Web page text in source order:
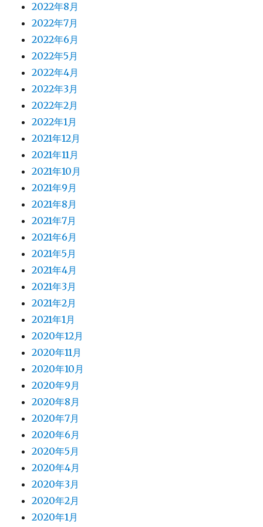
2022年8月
2022年7月
2022年6月
2022年5月
2022年4月
2022年3月
2022年2月
2022年1月
2021年12月
2021年11月
2021年10月
2021年9月
2021年8月
2021年7月
2021年6月
2021年5月
2021年4月
2021年3月
2021年2月
2021年1月
2020年12月
2020年11月
2020年10月
2020年9月
2020年8月
2020年7月
2020年6月
2020年5月
2020年4月
2020年3月
2020年2月
2020年1月